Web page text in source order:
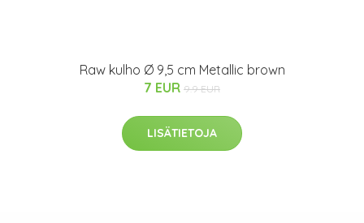
Raw kulho Ø 9,5 cm Metallic brown
7 EUR 9.9 EUR
LISÄTIETOJA